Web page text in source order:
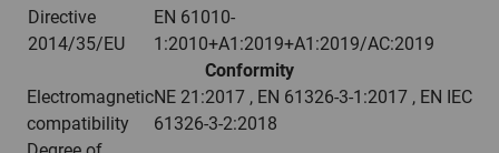
Directive
2014/35/EU
EN 61010-
1:2010+A1:2019+A1:2019/AC:2019
Conformity
Electromagnetic
compatibility
NE 21:2017 , EN 61326-3-1:2017 , EN IEC
61326-3-2:2018